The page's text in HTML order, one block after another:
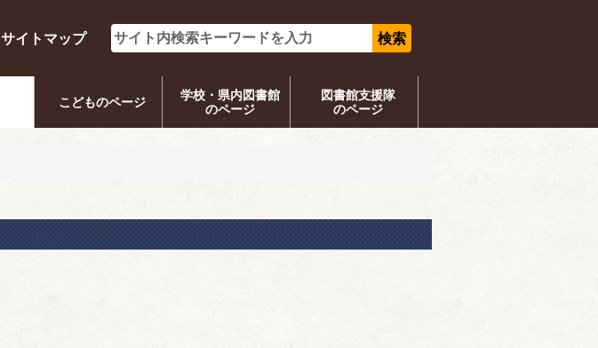
サイトマップ
こどものページ
学校・県内図書館
のページ
図書館支援隊
のページ